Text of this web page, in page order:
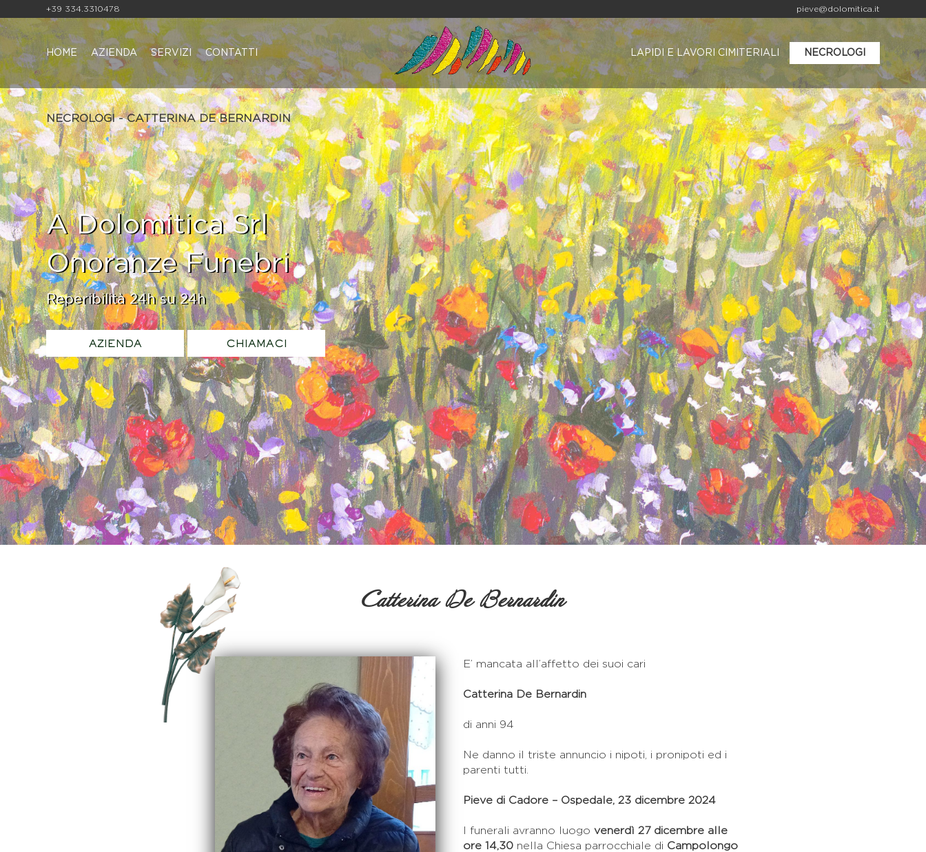
+39 334.3310478 pieve@dolomitica.it
HOME AZIENDA SERVIZI CONTATTI LAPIDI E LAVORI CIMITERIALI NECROLOGI
A Dolomitica Srl
Onoranze Funebri
Reperibilità 24h su 24h
AZIENDA CHIAMACI
NECROLOGI - CATTERINA DE BERNARDIN
Catterina De Bernardin
E’ mancata all’affetto dei suoi cari
Catterina De Bernardin
di anni 94
Ne danno il triste annuncio i nipoti, i pronipoti ed i
parenti tutti.
Pieve di Cadore – Ospedale, 23 dicembre 2024
I funerali avranno luogo venerdì 27 dicembre alle
ore 14,30 nella Chiesa parrocchiale di Campolongo